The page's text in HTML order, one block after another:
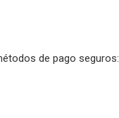
de pago seguros: